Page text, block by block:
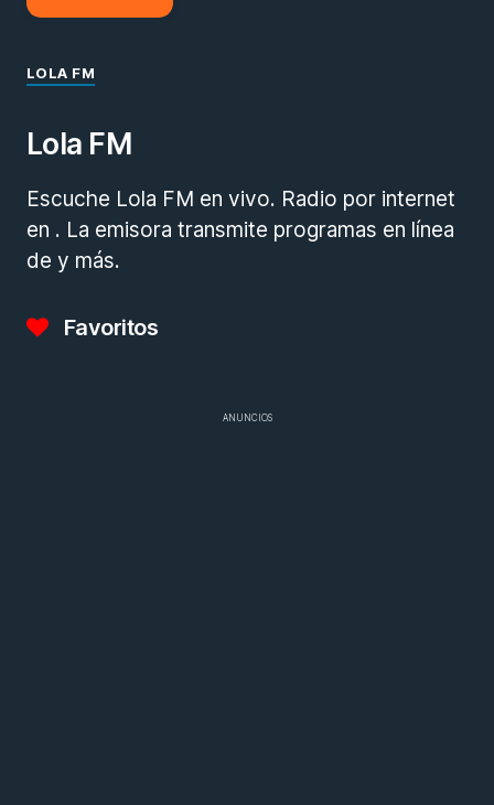
LOLA FM
Lola FM
Escuche Lola FM en vivo. Radio por internet
en . La emisora transmite programas en línea
de y más.
Favoritos
ANUNCIOS